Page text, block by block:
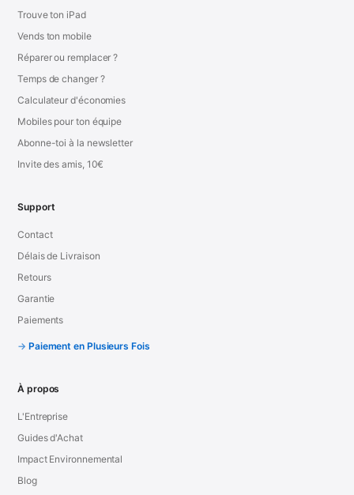
Trouve ton iPad
Vends ton mobile
Réparer ou remplacer ?
Temps de changer ?
Calculateur d'économies
Mobiles pour ton équipe
Abonne-toi à la newsletter
Invite des amis, 10€
Support
Contact
Délais de Livraison
Retours
Garantie
Paiements
Paiement en Plusieurs Fois
À propos
L'Entreprise
Guides d'Achat
Impact Environnemental
Blog